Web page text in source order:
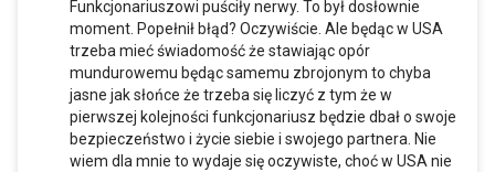
Funkcjonariuszowi puściły nerwy. To był dosłownie
moment. Popełnił błąd? Oczywiście. Ale będąc w USA
trzeba mieć świadomość że stawiając opór
mundurowemu będąc samemu zbrojonym to chyba
jasne jak słońce że trzeba się liczyć z tym że w
pierwszej kolejności funkcjonariusz będzie dbał o swoje
bezpieczeństwo i życie siebie i swojego partnera. Nie
wiem dla mnie to wydaje się oczywiste, choć w USA nie